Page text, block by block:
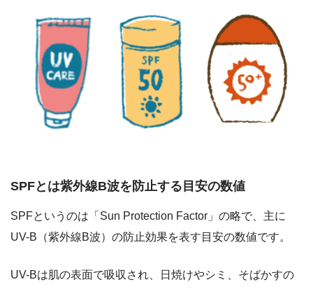
SPFとは紫外線B波を防止する目安の数値
SPFというのは「Sun Protection Factor」の略で、主に
UV-B（紫外線B波）の防止効果を表す目安の数値です。
UV-Bは肌の表面で吸収され、日焼けやシミ、そばかすの